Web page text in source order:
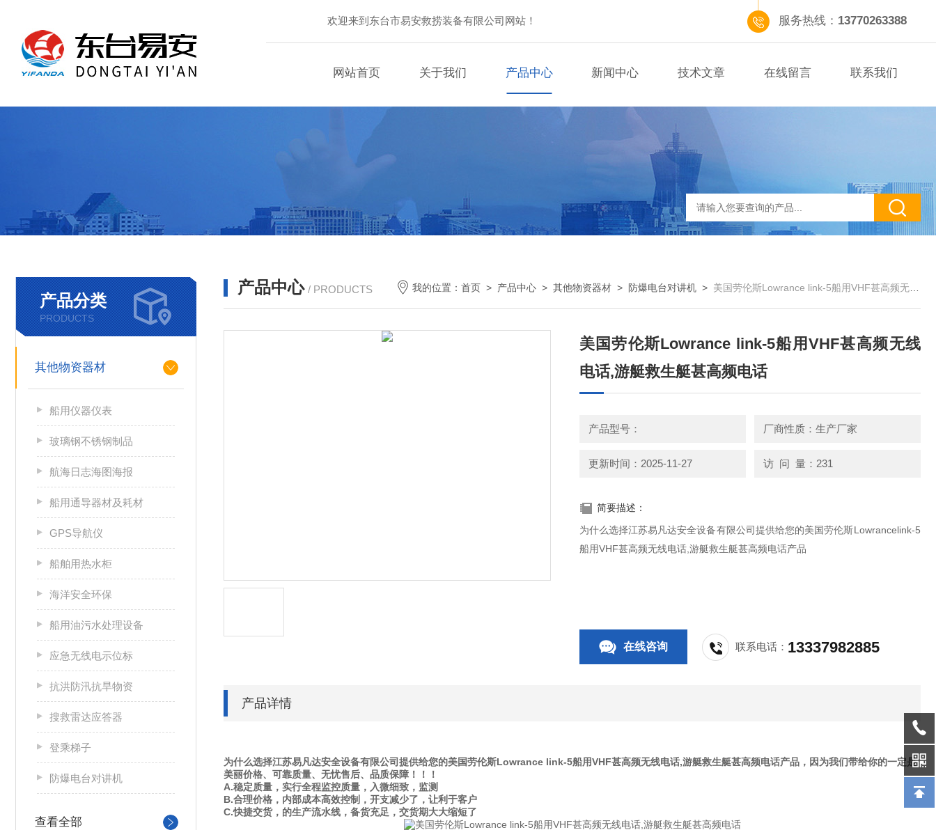
欢迎来到东台市易安救捞装备有限公司网站！ 服务热线： 13770263388
网站首页 关于我们 产品中心 新闻中心 技术文章 在线留言 联系我们
产品分类
PRODUCTS
其他物资器材
船用仪器仪表
玻璃钢不锈钢制品
航海日志海图海报
船用通导器材及耗材
GPS导航仪
船舶用热水柜
海洋安全环保
船用油污水处理设备
应急无线电示位标
抗洪防汛抗旱物资
搜救雷达应答器
登乘梯子
防爆电台对讲机
查看全部
产品中心 / PRODUCTS 我的位置：首页 > 产品中心 >其他物资器材 > 防爆电台对讲机 > 美国劳伦斯Lowrance link-5船用VHF甚高频无线电话,游艇救生艇甚高频电话
美国劳伦斯Lowrance link-5船用VHF甚高频无线
电话,游艇救生艇甚高频电话
产品型号： 厂商性质：生产厂家
更新时间：2025-11-27 访 问 量：231
简要描述：
为什么选择江苏易凡达安全设备有限公司提供给您的美国劳伦斯Lowrancelink-5
船用VHF甚高频无线电话,游艇救生艇甚高频电话产品
在线咨询 联系电话： 13337982885
产品详情
为什么选择江苏易凡达安全设备有限公司提供给您的美国劳伦斯Lowrance link-5船用VHF甚高频无线电话,游艇救生艇甚高频电话产品，因为我们带给你的一定是
美丽价格、可靠质量、无忧售后、品质保障！！！
A.稳定质量，实行全程监控质量，入微细致，监测
B.合理价格，内部成本高效控制，开支减少了，让利于客户
C.快捷交货，的生产流水线，备货充足，交货期大大缩短了